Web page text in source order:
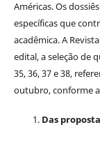
Américas. Os
específicas que
acadêmica. A
edital, a seleção de
35, 36, 37 e 38,
outubro, conforme
Das